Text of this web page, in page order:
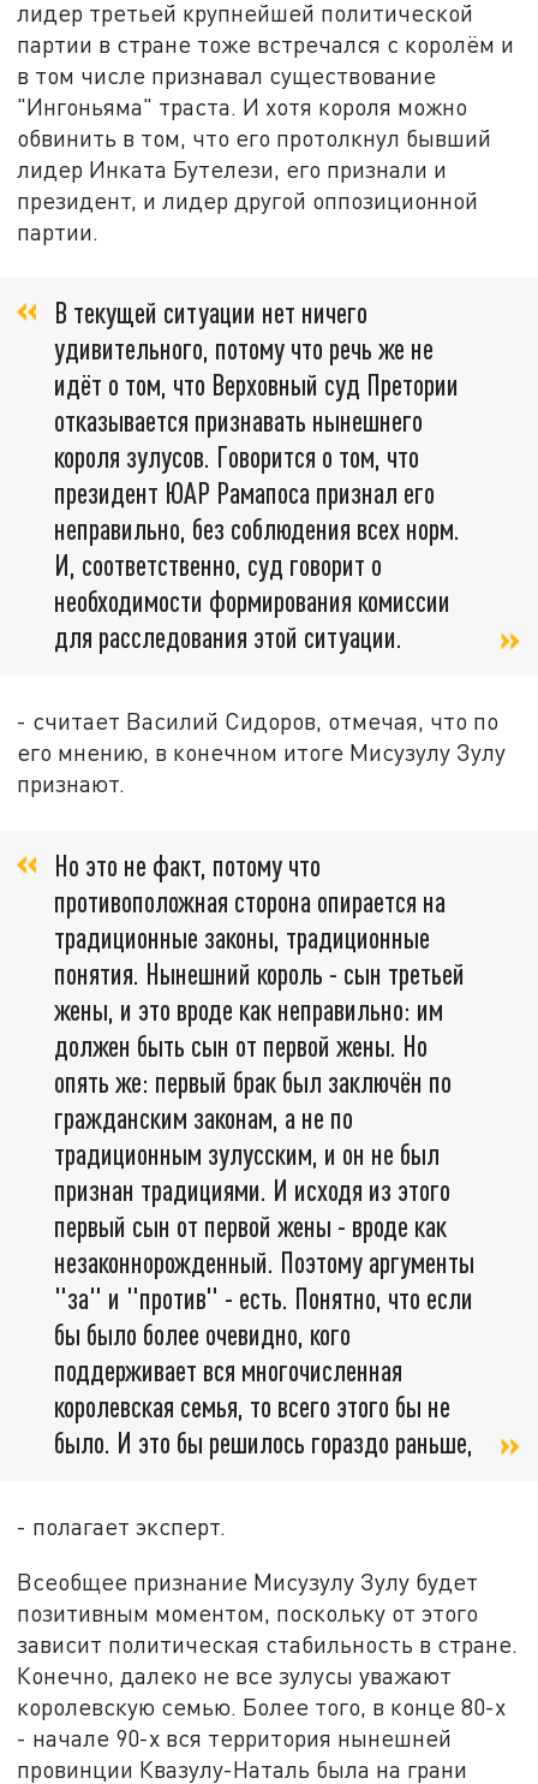
лидер третьей крупнейшей политической
партии в стране тоже встречался с королём и
в том числе признавал существование
"Ингоньяма" траста. И хотя короля можно
обвинить в том, что его протолкнул бывший
лидер Инката Бутелези, его признали и
президент, и лидер другой оппозиционной
партии.
В текущей ситуации нет ничего
удивительного, потому что речь же не
идёт о том, что Верховный суд Претории
отказывается признавать нынешнего
короля зулусов. Говорится о том, что
президент ЮАР Рамапоса признал его
неправильно, без соблюдения всех норм.
И, соответственно, суд говорит о
необходимости формирования комиссии
для расследования этой ситуации.
- считает Василий Сидоров, отмечая, что по
его мнению, в конечном итоге Мисузулу Зулу
признают.
Но это не факт, потому что
противоположная сторона опирается на
традиционные законы, традиционные
понятия. Нынешний король - сын третьей
жены, и это вроде как неправильно: им
должен быть сын от первой жены. Но
опять же: первый брак был заключён по
гражданским законам, а не по
традиционным зулусским, и он не был
признан традициями. И исходя из этого
первый сын от первой жены - вроде как
незаконнорожденный. Поэтому аргументы
"за" и "против" - есть. Понятно, что если
бы было более очевидно, кого
поддерживает вся многочисленная
королевская семья, то всего этого бы не
было. И это бы решилось гораздо раньше,
- полагает эксперт.
Всеобщее признание Мисузулу Зулу будет
позитивным моментом, поскольку от этого
зависит политическая стабильность в стране.
Конечно, далеко не все зулусы уважают
королевскую семью. Более того, в конце 80-х
- начале 90-х вся территория нынешней
провинции Квазулу-Наталь была на грани